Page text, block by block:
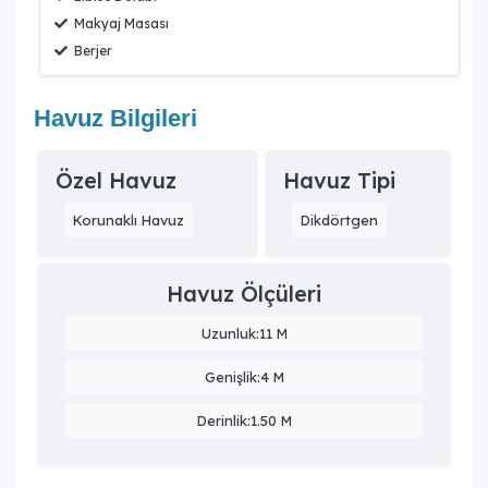
Makyaj Masası
Berjer
Havuz Bilgileri
Özel Havuz
Korunaklı Havuz
Havuz Tipi
Dikdörtgen
Havuz Ölçüleri
Uzunluk:11 M
Genişlik:4 M
Derinlik:1.50 M